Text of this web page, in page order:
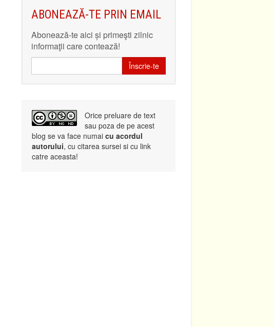
ABONEAZĂ-TE PRIN EMAIL
Abonează-te aici și primeşti zilnic
informaţii care contează!
Înscrie-te
Orice preluare de text
sau poza de pe acest
blog se va face numai cu acordul
autorului, cu citarea sursei si cu link
catre aceasta!